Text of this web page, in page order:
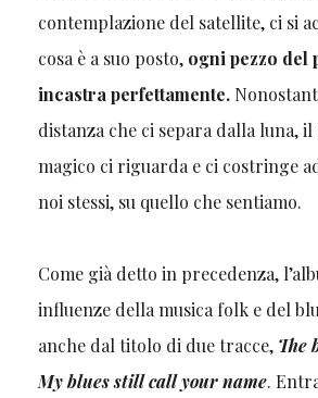
contemplazione del satellite, ci si
cosa è a suo posto, ogni pezzo del
incastra perfettamente.
distanza che ci separa dalla luna, il
magico ci riguarda e ci costringe
noi stessi, su quello che sentiamo.
Come già detto in precedenza,
influenze della musica folk e del
anche dal titolo di due tracce, The
My blues still call your name.